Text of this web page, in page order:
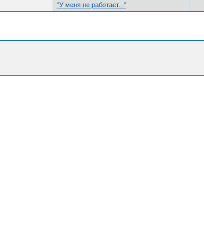
"У меня не работает..."